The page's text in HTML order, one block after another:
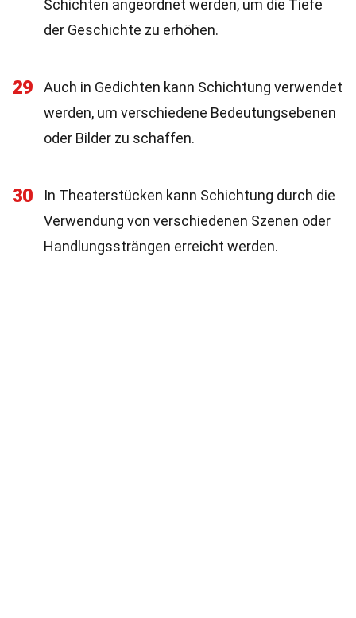
Schichten angeordnet werden, um die Tiefe
der Geschichte zu erhöhen.
29
Auch in Gedichten kann Schichtung verwendet
werden, um verschiedene Bedeutungsebenen
oder Bilder zu schaffen.
30
In Theaterstücken kann Schichtung durch die
Verwendung von verschiedenen Szenen oder
Handlungssträngen erreicht werden.